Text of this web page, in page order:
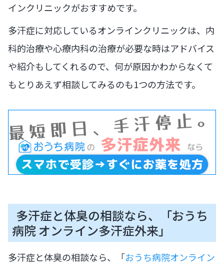
インクリニックがおすすめです。
多汗症に対応しているオンラインクリニックは、内
科的治療や心療内科の治療が必要な時はアドバイス
や紹介もしてくれるので、何が原因かわからなくて
もとりあえず相談してみるのも1つの方法です。
多汗症と体臭の相談なら、「おうち
病院 オンライン多汗症外来」
多汗症と体臭の相談なら、「おうち病院オンライン